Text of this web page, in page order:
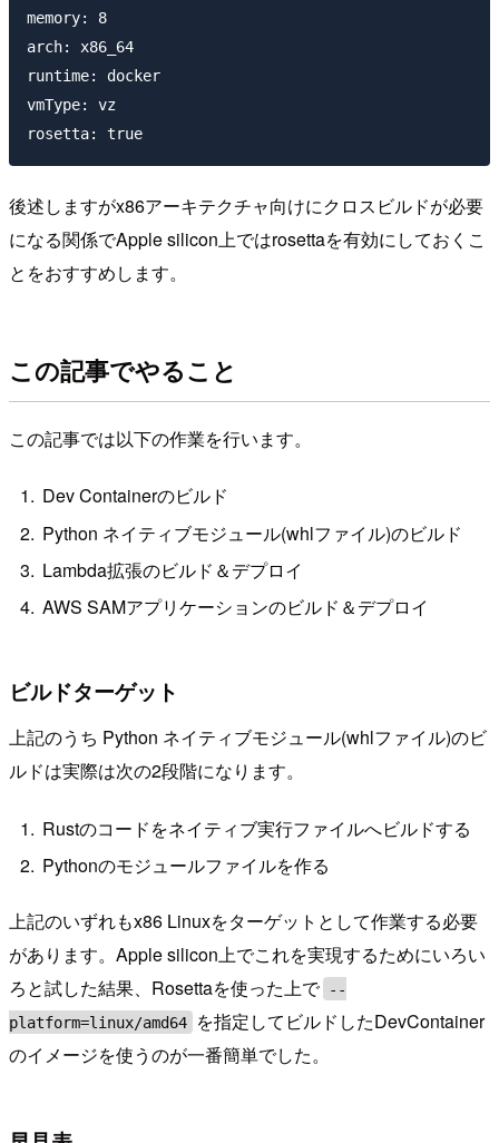
memory: 8
arch: x86_64
runtime: docker
vmType: vz
後述しますがx86アーキテクチャ向けにクロスビルドが必要
になる関係でApple silicon上ではrosettaを有効にしておくこ
とをおすすめします。
この記事でやること
この記事では以下の作業を行います。
Dev Containerのビルド
Python ネイティブモジュール(whlファイル)のビルド
Lambda拡張のビルド＆デプロイ
AWS SAMアプリケーションのビルド＆デプロイ
ビルドターゲット
上記のうち Python ネイティブモジュール(whlファイル)のビ
ルドは実際は次の2段階になります。
Rustのコードをネイティブ実行ファイルへビルドする
Pythonのモジュールファイルを作る
上記のいずれもx86 Linuxをターゲットとして作業する必要
があります。Apple silicon上でこれを実現するためにいろい
ろと試した結果、Rosettaを使った上で
--
platform=linux/amd64
を指定してビルドしたDevContainer
のイメージを使うのが一番簡単でした。